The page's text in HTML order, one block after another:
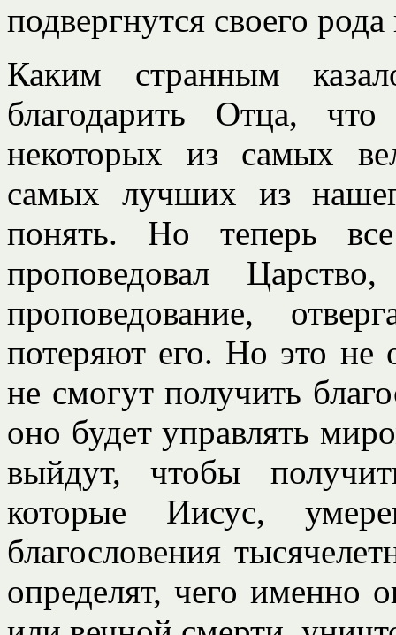
подвергнутся своего
Каким странным
благодарить Отца,
некоторых из самых
самых лучших из
понять. Но теперь
проповедовал
проповедование,
потеряют его. Но это не
не смогут получить
оно будет управлять
выйдут, чтобы
которые Иисус,
благословения
определят, чего именно